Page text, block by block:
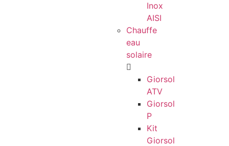
Inox
AISI
Chauffe
eau
solaire
Giorsol
ATV
Giorsol
P
Kit
Giorsol